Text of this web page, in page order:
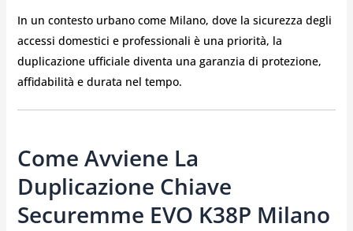
In un contesto urbano come Milano, dove la sicurezza degli
accessi domestici e professionali è una priorità, la
duplicazione ufficiale diventa una garanzia di protezione,
affidabilità e durata nel tempo.
Come Avviene La
Duplicazione Chiave
Securemme EVO K38P Milano